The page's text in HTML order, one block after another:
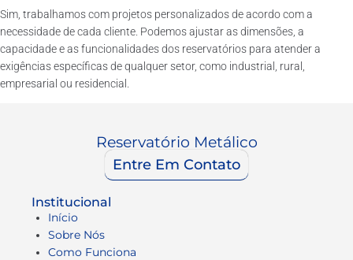
Sim, trabalhamos com projetos personalizados de acordo com a
necessidade de cada cliente. Podemos ajustar as dimensões, a
capacidade e as funcionalidades dos reservatórios para atender a
exigências específicas de qualquer setor, como industrial, rural,
empresarial ou residencial.
Reservatório Metálico
Entre Em Contato
Institucional
Início
Sobre Nós
Como Funciona